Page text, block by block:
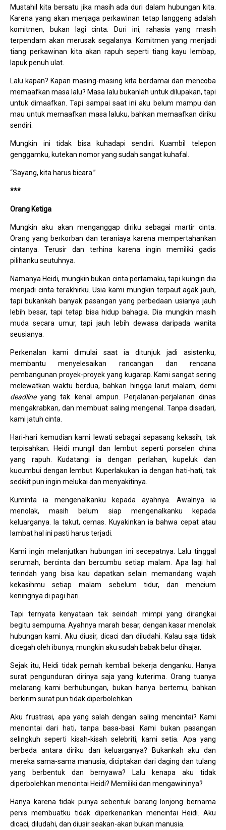
Mustahil kita bersatu jika masih ada duri dalam hubungan kita.
Karena yang akan menjaga perkawinan tetap langgeng adalah
komitmen, bukan lagi cinta. Duri ini, rahasia yang masih
terpendam akan merusak segalanya. Komitmen yang menjadi
tiang perkawinan kita akan rapuh seperti tiang kayu lembap,
lapuk penuh ulat.
Lalu kapan? Kapan masing-masing kita berdamai dan mencoba
memaafkan masa lalu? Masa lalu bukanlah untuk dilupakan, tapi
untuk dimaafkan. Tapi sampai saat ini aku belum mampu dan
mau untuk memaafkan masa laluku, bahkan memaafkan diriku
sendiri.
Mungkin ini tidak bisa kuhadapi sendiri. Kuambil telepon
genggamku, kutekan nomor yang sudah sangat kuhafal.
“Sayang, kita harus bicara.”
***
Orang Ketiga
Mungkin aku akan menganggap diriku sebagai martir cinta.
Orang yang berkorban dan teraniaya karena mempertahankan
cintanya. Terusir dan terhina karena ingin memiliki gadis
pilihanku seutuhnya.
Namanya Heidi, mungkin bukan cinta pertamaku, tapi kuingin dia
menjadi cinta terakhirku. Usia kami mungkin terpaut agak jauh,
tapi bukankah banyak pasangan yang perbedaan usianya jauh
lebih besar, tapi tetap bisa hidup bahagia. Dia mungkin masih
muda secara umur, tapi jauh lebih dewasa daripada wanita
seusianya.
Perkenalan kami dimulai saat ia ditunjuk jadi asistenku,
membantu menyelesaikan rancangan dan rencana
pembangunan proyek-proyek yang kugarap. Kami sangat sering
melewatkan waktu berdua, bahkan hingga larut malam, demi
deadlineyang tak kenal ampun. Perjalanan-perjalanan dinas
mengakrabkan, dan membuat saling mengenal. Tanpa disadari,
kami jatuh cinta.
Hari-hari kemudian kami lewati sebagai sepasang kekasih, tak
terpisahkan. Heidi mungil dan lembut seperti porselen china
yang rapuh. Kudatangi ia dengan perlahan, kupeluk dan
kucumbui dengan lembut. Kuperlakukan ia dengan hati-hati, tak
sedikit pun ingin melukai dan menyakitinya.
Kuminta ia mengenalkanku kepada ayahnya. Awalnya ia
menolak, masih belum siap mengenalkanku kepada
keluarganya. Ia takut, cemas. Kuyakinkan ia bahwa cepat atau
lambat hal ini pasti harus terjadi.
Kami ingin melanjutkan hubungan ini secepatnya. Lalu tinggal
serumah, bercinta dan bercumbu setiap malam. Apa lagi hal
terindah yang bisa kau dapatkan selain memandang wajah
kekasihmu setiap malam sebelum tidur, dan mencium
keningnya di pagi hari.
Tapi ternyata kenyataan tak seindah mimpi yang dirangkai
begitu sempurna. Ayahnya marah besar, dengan kasar menolak
hubungan kami. Aku diusir, dicaci dan diludahi. Kalau saja tidak
dicegah oleh ibunya, mungkin aku sudah babak belur dihajar.
Sejak itu, Heidi tidak pernah kembali bekerja denganku. Hanya
surat pengunduran dirinya saja yang kuterima. Orang tuanya
melarang kami berhubungan, bukan hanya bertemu, bahkan
berkirim surat pun tidak diperbolehkan.
Aku frustrasi, apa yang salah dengan saling mencintai? Kami
mencintai dari hati, tanpa basa-basi. Kami bukan pasangan
selingkuh seperti kisah-kisah selebriti, kami setia. Apa yang
berbeda antara diriku dan keluarganya? Bukankah aku dan
mereka sama-sama manusia, diciptakan dari daging dan tulang
yang berbentuk dan bernyawa? Lalu kenapa aku tidak
diperbolehkan mencintai Heidi? Memiliki dan mengawininya?
Hanya karena tidak punya sebentuk barang lonjong bernama
penis membuatku tidak diperkenankan mencintai Heidi. Aku
dicaci, diludahi, dan diusir seakan-akan bukan manusia.